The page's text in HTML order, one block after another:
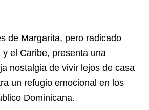
de Margarita, pero radicado
y el Caribe, presenta una
nostalgia de vivir lejos de casa
un refugio emocional en los
Dominicana.